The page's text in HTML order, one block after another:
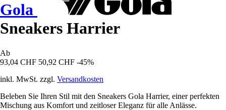
Gola
Sneakers Harrier
Ab
93,04 CHF 50,92 CHF -45%
inkl. MwSt. zzgl. Versandkosten
Beleben Sie Ihren Stil mit den Sneakers Gola Harrier, einer perfekten
Mischung aus Komfort und zeitloser Eleganz für alle Anlässe.